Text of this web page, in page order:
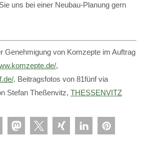
uns bei einer Neubau-Planung gern
Genehmigung von Komzepte im Auftrag
,
. Beitragsfotos von 81fünf via
Stefan Theßenvitz, THESSENVITZ